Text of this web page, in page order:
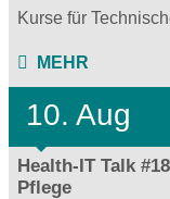
Kurse für
MEHR
10. Aug
Health-IT Talk
Pflege